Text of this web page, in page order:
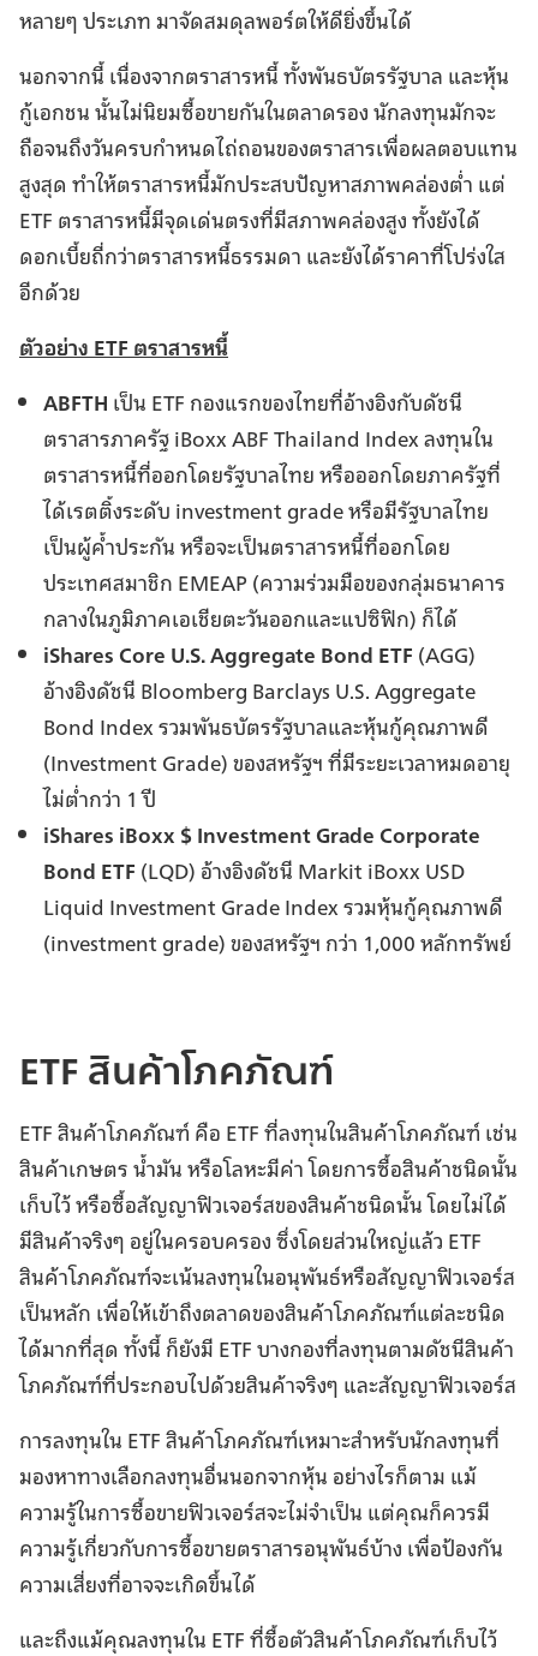
หลายๆ ประเภท มาจัดสมดุลพอร์ตให้ดียิ่งขึ้นได้
นอกจากนี้ เนื่องจากตราสารหนี้ ทั้งพันธบัตรรัฐบาล และหุ้น
กู้เอกชน นั้นไม่นิยมซื้อขายกันในตลาดรอง นักลงทุนมักจะ
ถือจนถึงวันครบกำหนดไถ่ถอนของตราสารเพื่อผลตอบแทน
สูงสุด ทำให้ตราสารหนี้มักประสบปัญหาสภาพคล่องต่ำ แต่
ETF ตราสารหนี้มีจุดเด่นตรงที่มีสภาพคล่องสูง ทั้งยังได้
ดอกเบี้ยถี่กว่าตราสารหนี้ธรรมดา และยังได้ราคาที่โปร่งใส
อีกด้วย
ตัวอย่าง ETF ตราสารหนี้
ABFTH เป็น ETF กองแรกของไทยที่อ้างอิงกับดัชนี
ตราสารภาครัฐ iBoxx ABF Thailand Index ลงทุนใน
ตราสารหนี้ที่ออกโดยรัฐบาลไทย หรือออกโดยภาครัฐที่
ได้เรตติ้งระดับ investment grade หรือมีรัฐบาลไทย
เป็นผู้ค้ำประกัน หรือจะเป็นตราสารหนี้ที่ออกโดย
ประเทศสมาชิก EMEAP (ความร่วมมือของกลุ่มธนาคาร
กลางในภูมิภาคเอเชียตะวันออกและแปซิฟิก) ก็ได้
iShares Core U.S. Aggregate Bond ETF (AGG)
อ้างอิงดัชนี Bloomberg Barclays U.S. Aggregate
Bond Index รวมพันธบัตรรัฐบาลและหุ้นกู้คุณภาพดี
(Investment Grade) ของสหรัฐฯ ที่มีระยะเวลาหมดอายุ
ไม่ต่ำกว่า 1 ปี
iShares iBoxx $ Investment Grade Corporate
Bond ETF (LQD) อ้างอิงดัชนี Markit iBoxx USD
Liquid Investment Grade Index รวมหุ้นกู้คุณภาพดี
(investment grade) ของสหรัฐฯ กว่า 1,000 หลักทรัพย์
ETF สินค้าโภคภัณฑ์
ETF สินค้าโภคภัณฑ์ คือ ETF ที่ลงทุนในสินค้าโภคภัณฑ์ เช่น
สินค้าเกษตร น้ำมัน หรือโลหะมีค่า โดยการซื้อสินค้าชนิดนั้น
เก็บไว้ หรือซื้อสัญญาฟิวเจอร์สของสินค้าชนิดนั้น โดยไม่ได้
มีสินค้าจริงๆ อยู่ในครอบครอง ซึ่งโดยส่วนใหญ่แล้ว ETF
สินค้าโภคภัณฑ์จะเน้นลงทุนในอนุพันธ์หรือสัญญาฟิวเจอร์ส
เป็นหลัก เพื่อให้เข้าถึงตลาดของสินค้าโภคภัณฑ์แต่ละชนิด
ได้มากที่สุด ทั้งนี้ ก็ยังมี ETF บางกองที่ลงทุนตามดัชนีสินค้า
โภคภัณฑ์ที่ประกอบไปด้วยสินค้าจริงๆ และสัญญาฟิวเจอร์ส
การลงทุนใน ETF สินค้าโภคภัณฑ์เหมาะสำหรับนักลงทุนที่
มองหาทางเลือกลงทุนอื่นนอกจากหุ้น อย่างไรก็ตาม แม้
ความรู้ในการซื้อขายฟิวเจอร์สจะไม่จำเป็น แต่คุณก็ควรมี
ความรู้เกี่ยวกับการซื้อขายตราสารอนุพันธ์บ้าง เพื่อป้องกัน
ความเสี่ยงที่อาจจะเกิดขึ้นได้
และถึงแม้คุณลงทุนใน ETF ที่ซื้อตัวสินค้าโภคภัณฑ์เก็บไว้